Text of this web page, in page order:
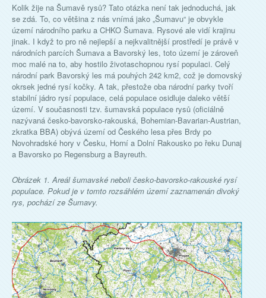
Kolik žije na Šumavě rysů? Tato otázka není tak jednoduchá, jak
se zdá. To, co většina z nás vnímá jako „Šumavu“ je obvykle
území národního parku a CHKO Šumava. Rysové ale vidí krajinu
jinak. I když to pro ně nejlepší a nejkvalitnější prostředí je právě v
národních parcích Šumava a Bavorský les, toto území je zároveň
moc malé na to, aby hostilo životaschopnou rysí populaci. Celý
národní park Bavorský les má pouhých 242 km2, což je domovský
okrsek jedné rysí kočky. A tak, přestože oba národní parky tvoří
stabilní jádro rysí populace, celá populace osidluje daleko větší
území. V současnosti tzv. šumavská populace rysů (oficiálně
nazývaná česko-bavorsko-rakouská, Bohemian-Bavarian-Austrian,
zkratka BBA) obývá území od Českého lesa přes Brdy po
Novohradské hory v Česku, Horní a Dolní Rakousko po řeku Dunaj
a Bavorsko po Regensburg a Bayreuth.
Obrázek 1. Areál šumavské neboli česko-bavorsko-rakouské rysí
populace. Pokud je v tomto rozsáhlém území zaznamenán divoký
rys, pochází ze Šumavy.